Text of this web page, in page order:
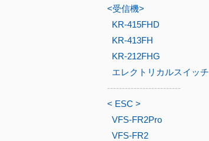
<受信機>
KR-415FHD
KR-413FH
KR-212FHG
エレクトリカルスイッチ
-------------------------
< ESC >
VFS-FR2Pro
VFS-FR2